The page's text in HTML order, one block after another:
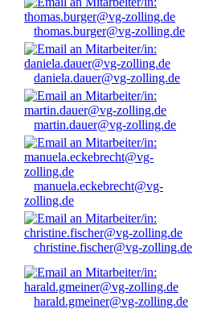
thomas.burger@vg-zolling.de
daniela.dauer@vg-zolling.de
martin.dauer@vg-zolling.de
manuela.eckebrecht@vg-
zolling.de
christine.fischer@vg-zolling.de
harald.gmeiner@vg-zolling.de